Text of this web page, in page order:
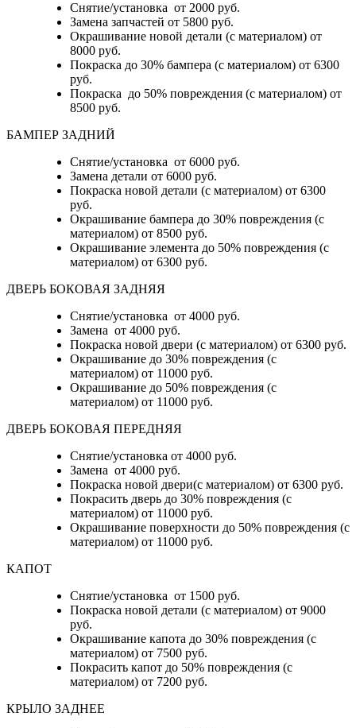
Снятие/установка от 2000 руб.
Замена запчастей от 5800 руб.
Окрашивание новой детали (с материалом) от
8000 руб.
Покраска до 30% бампера (с материалом) от 6300
руб.
Покраска до 50% повреждения (с материалом) от
8500 руб.
БАМПЕР ЗАДНИЙ
Снятие/установка от 6000 руб.
Замена детали от 6000 руб.
Покраска новой детали (с материалом) от 6300
руб.
Окрашивание бампера до 30% повреждения (с
материалом) от 8500 руб.
Окрашивание элемента до 50% повреждения (с
материалом) от 6300 руб.
ДВЕРЬ БОКОВАЯ ЗАДНЯЯ
Снятие/установка от 4000 руб.
Замена от 4000 руб.
Покраска новой двери (с материалом) от 6300 руб.
Окрашивание до 30% повреждения (с
материалом) от 11000 руб.
Окрашивание до 50% повреждения (с
материалом) от 11000 руб.
ДВЕРЬ БОКОВАЯ ПЕРЕДНЯЯ
Снятие/установка от 4000 руб.
Замена от 4000 руб.
Покраска новой двери(с материалом) от 6300 руб.
Покрасить дверь до 30% повреждения (с
материалом) от 11000 руб.
Окрашивание поверхности до 50% повреждения (с
материалом) от 11000 руб.
КАПОТ
Снятие/установка от 1500 руб.
Покраска новой детали (с материалом) от 9000
руб.
Окрашивание капота до 30% повреждения (с
материалом) от 7500 руб.
Покрасить капот до 50% повреждения (с
материалом) от 7200 руб.
КРЫЛО ЗАДНЕЕ